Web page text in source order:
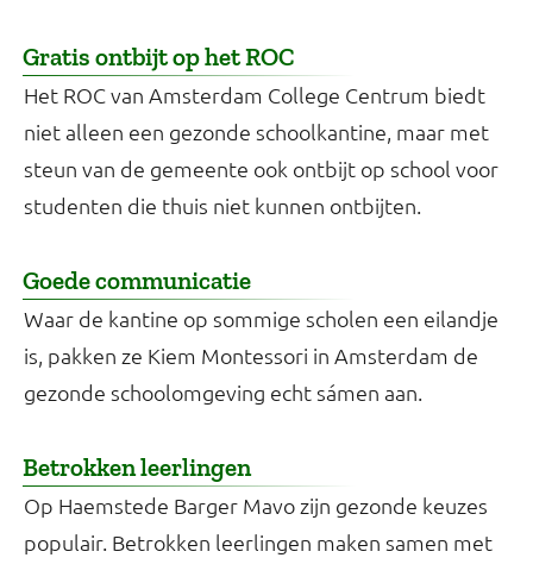
Gratis ontbijt op het ROC
Het ROC van Amsterdam College Centrum biedt
niet alleen een gezonde schoolkantine, maar met
steun van de gemeente ook ontbijt op school voor
studenten die thuis niet kunnen ontbijten.
Goede communicatie
Waar de kantine op sommige scholen een eilandje
is, pakken ze Kiem Montessori in Amsterdam de
gezonde schoolomgeving echt sámen aan.
Betrokken leerlingen
Op Haemstede Barger Mavo zijn gezonde keuzes
populair. Betrokken leerlingen maken samen met